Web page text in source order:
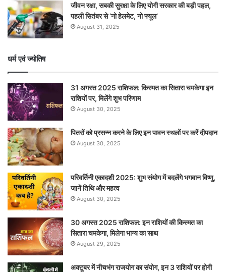
जीवन रक्षा, सबकी सुरक्षा के लिए योगी सरकार की बड़ी पहल,
पहली सितंबर से ‘नो हेलमेट, नो फ्यूल’
August 31, 2025
धर्म एवं ज्योतिष
31 अगस्त 2025 राशिफल: किस्मत का सितारा चमकेगा इन
राशियों पर, मिलेंगे शुभ परिणाम
August 30, 2025
पितरों को प्रसन्न करने के लिए इन पावन स्थलों पर करें दीपदान
August 30, 2025
परिवर्तिनी एकादशी 2025: शुभ संयोग में बदलेंगे भगवान विष्णु,
जानें तिथि और महत्व
August 30, 2025
30 अगस्त 2025 राशिफल: इन राशियों की किस्मत का
सितारा चमकेगा, मिलेगा भाग्य का साथ
August 29, 2025
अक्टूबर में नीचभंग राजयोग का संयोग, इन 3 राशियों पर होगी